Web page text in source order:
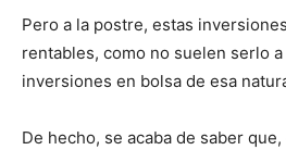
Pero a la postre, estas
rentables, como no suelen serlo
inversiones en bolsa de esa
De hecho, se acaba de saber